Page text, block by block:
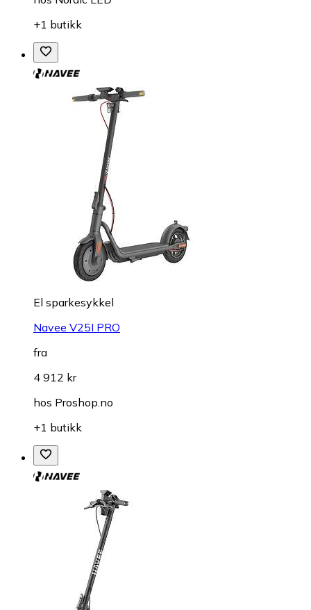
+1 butikk
El sparkesykkel
Navee V25I PRO
fra
4 912 kr
hos Proshop.no
+1 butikk